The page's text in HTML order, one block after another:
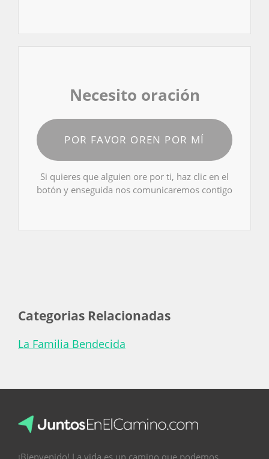
Necesito oración
POR FAVOR OREN POR MÍ
Si quieres que alguien ore por ti, haz clic en el
botón y enseguida nos comunicaremos contigo
Categorias Relacionadas
La Familia Bendecida
¡Bienvenido! La vida es un camino que podemos